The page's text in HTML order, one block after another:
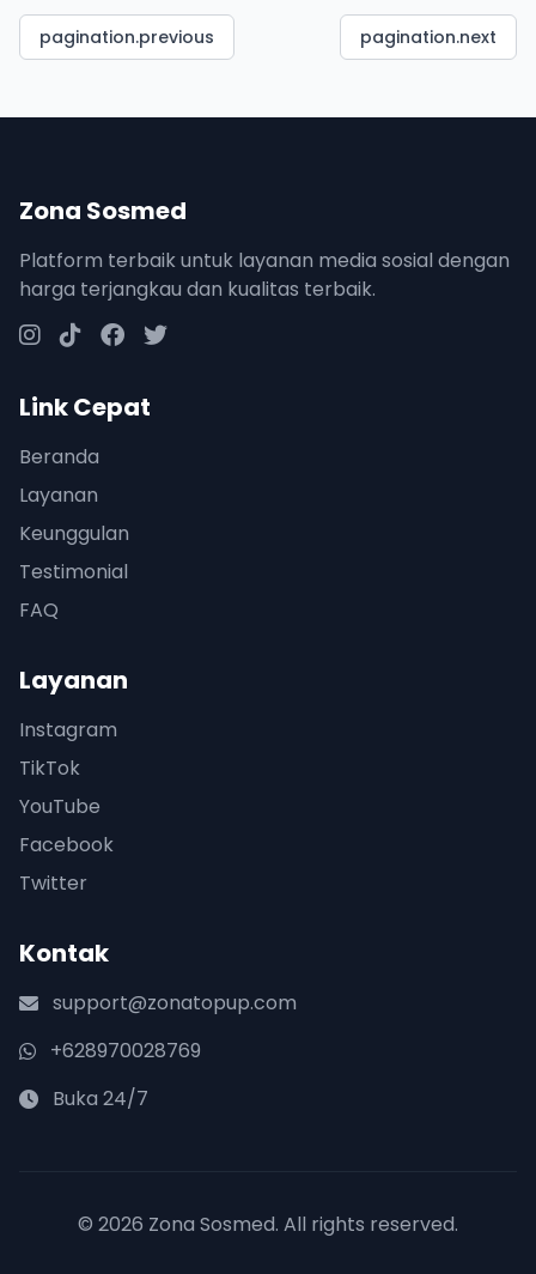
pagination.previous pagination.next
Zona Sosmed
Platform terbaik untuk layanan media sosial dengan
harga terjangkau dan kualitas terbaik.
Link Cepat
Beranda
Layanan
Keunggulan
Testimonial
FAQ
Layanan
Instagram
TikTok
YouTube
Facebook
Twitter
Kontak
support@zonatopup.com
+628970028769
Buka 24/7
© 2026 Zona Sosmed. All rights reserved.